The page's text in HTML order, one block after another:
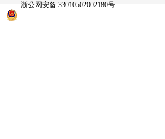
浙公网安备 33010502002180号